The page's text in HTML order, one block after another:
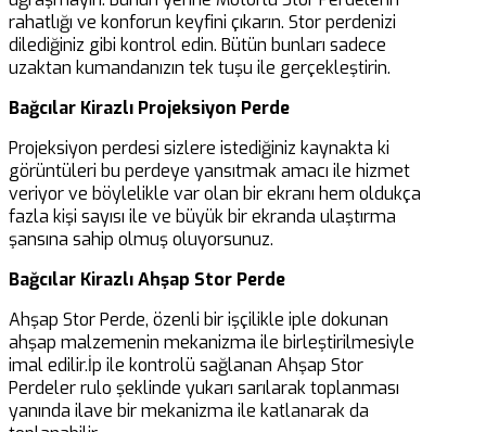
rahatlığı ve konforun keyfini çıkarın. Stor perdenizi
dilediğiniz gibi kontrol edin. Bütün bunları sadece
uzaktan kumandanızın tek tuşu ile gerçekleştirin.
Bağcılar Kirazlı Projeksiyon Perde
Projeksiyon perdesi sizlere istediğiniz kaynakta ki
görüntüleri bu perdeye yansıtmak amacı ile hizmet
veriyor ve böylelikle var olan bir ekranı hem oldukça
fazla kişi sayısı ile ve büyük bir ekranda ulaştırma
şansına sahip olmuş oluyorsunuz.
Bağcılar Kirazlı Ahşap Stor Perde
Ahşap Stor Perde, özenli bir işçilikle iple dokunan
ahşap malzemenin mekanizma ile birleştirilmesiyle
imal edilir.İp ile kontrolü sağlanan Ahşap Stor
Perdeler rulo şeklinde yukarı sarılarak toplanması
yanında ilave bir mekanizma ile katlanarak da